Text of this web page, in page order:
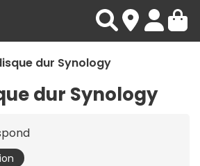
dur Synology
dur Synology